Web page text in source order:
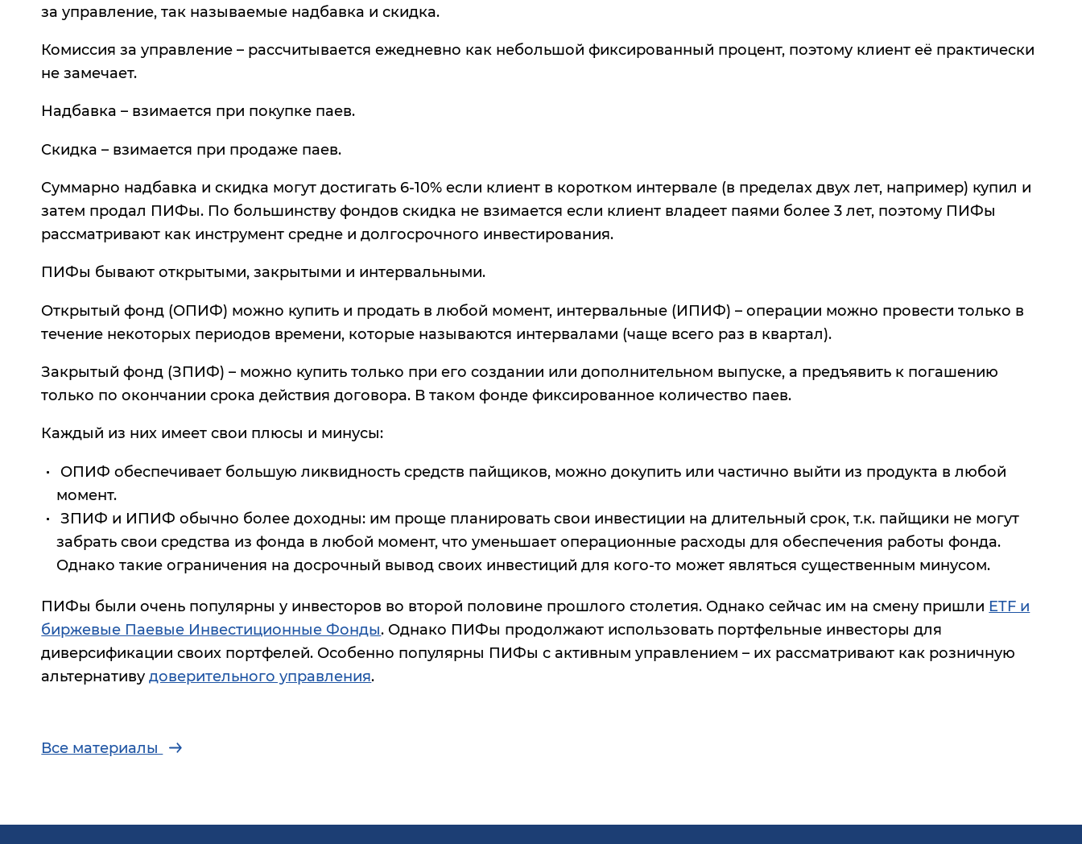
за управление, так называемые надбавка и скидка.
Комиссия за управление – рассчитывается ежедневно как небольшой фиксированный процент, поэтому клиент её практически
не замечает.
Надбавка – взимается при покупке паев.
Скидка – взимается при продаже паев.
Суммарно надбавка и скидка могут достигать 6-10% если клиент в коротком интервале (в пределах двух лет, например) купил и
затем продал ПИФы. По большинству фондов скидка не взимается если клиент владеет паями более 3 лет, поэтому ПИФы
рассматривают как инструмент средне и долгосрочного инвестирования.
ПИФы бывают открытыми, закрытыми и интервальными.
Открытый фонд (ОПИФ) можно купить и продать в любой момент, интервальные (ИПИФ) – операции можно провести только в
течение некоторых периодов времени, которые называются интервалами (чаще всего раз в квартал).
Закрытый фонд (ЗПИФ) – можно купить только при его создании или дополнительном выпуске, а предъявить к погашению
только по окончании срока действия договора. В таком фонде фиксированное количество паев.
Каждый из них имеет свои плюсы и минусы:
ОПИФ обеспечивает большую ликвидность средств пайщиков, можно докупить или частично выйти из продукта в любой
момент.
ЗПИФ и ИПИФ обычно более доходны: им проще планировать свои инвестиции на длительный срок, т.к. пайщики не могут
забрать свои средства из фонда в любой момент, что уменьшает операционные расходы для обеспечения работы фонда.
Однако такие ограничения на досрочный вывод своих инвестиций для кого-то может являться существенным минусом.
ПИФы были очень популярны у инвесторов во второй половине прошлого столетия. Однако сейчас им на смену пришли ETF и
биржевые Паевые Инвестиционные Фонды. Однако ПИФы продолжают использовать портфельные инвесторы для
диверсификации своих портфелей. Особенно популярны ПИФы с активным управлением – их рассматривают как розничную
альтернативудоверительного управления.
Все материалы